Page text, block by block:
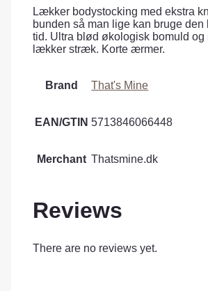
Lækker bodystocking med ekstra
bunden så man lige kan bruge
tid. Ultra blød økologisk bomuld og
lækker stræk. Korte ærmer.
Brand That's Mine
EAN/GTIN 5713846066448
Merchant Thatsmine.dk
Reviews
There are no reviews yet.